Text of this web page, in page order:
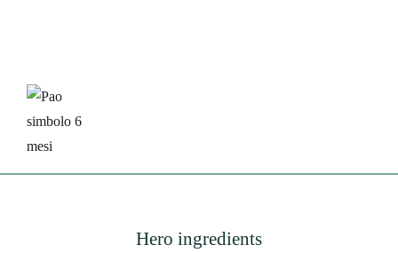
Hero ingredients